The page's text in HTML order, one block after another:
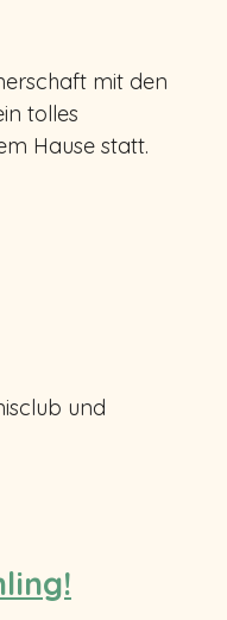
mit den
tolles
Hause statt.
und